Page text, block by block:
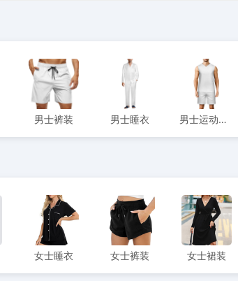
男士裤装 男士睡衣 男士运动服饰
女士睡衣 女士裤装 女士裙装